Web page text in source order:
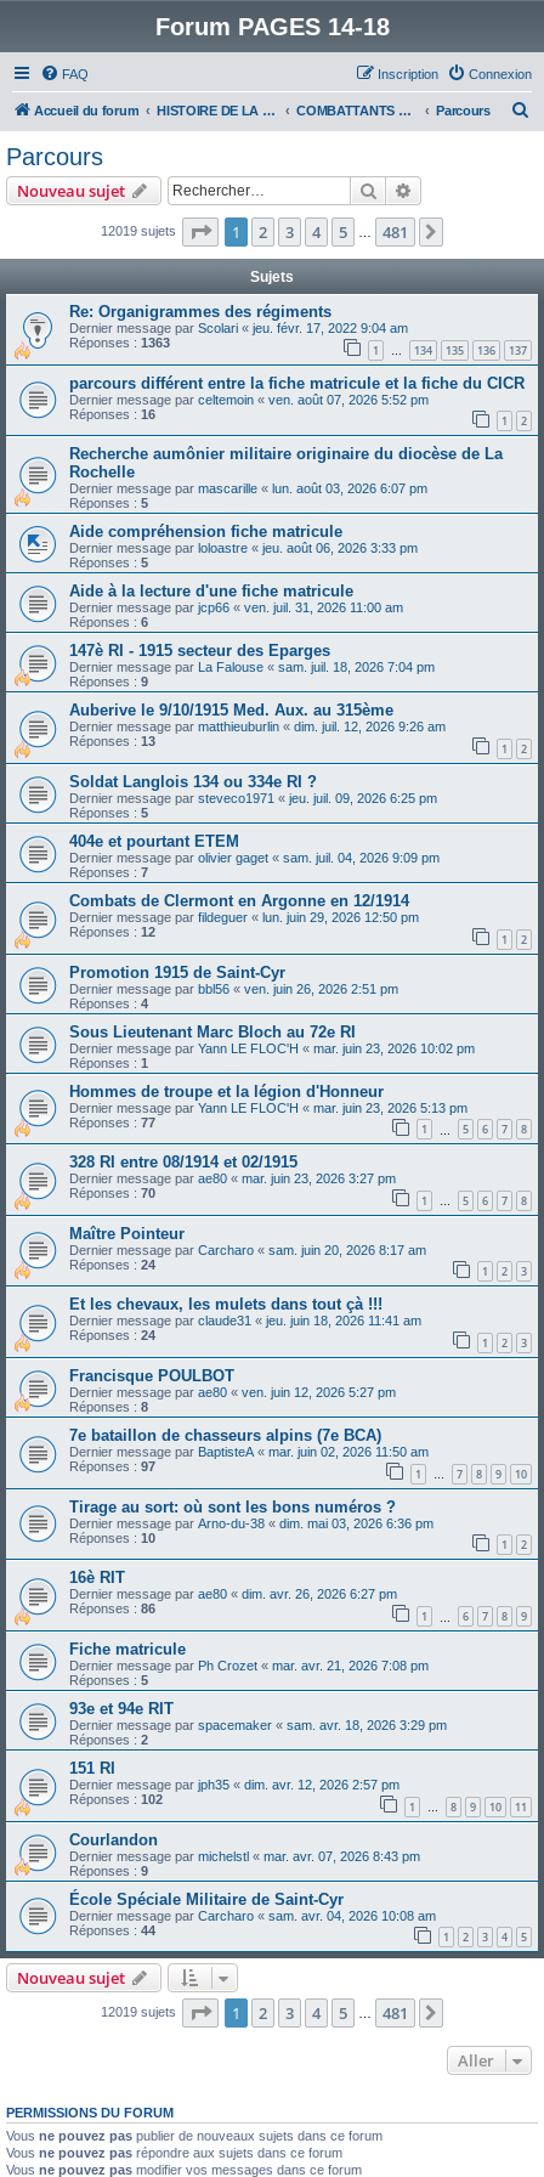
Forum PAGES 14-18
FAQ Connexion
Inscription
Accueil du forum HISTOIRE DE LA GRANDE GUERRE COMBATTANTS DE LA GRANDE GUERRE Parcours
e
Parcours
Nouveau sujet Rechercher
12019 sujets Page 1sur481
1 2 3 4 5 481
Sujets
Re: Organigrammes des régiments
Dernier message par Scolari « jeu. févr. 17, 2022 9:04 am
Réponses : 1363 1 … 134 135 136 137
parcours différent entre la fiche matricule et la fiche du CICR
Dernier message par celtemoin « ven. août 07, 2026 5:52 pm
Réponses : 16 1 2
Recherche aumônier militaire originaire du diocèse de La
Rochelle
Dernier message par mascarille « lun. août 03, 2026 6:07 pm
Réponses : 5
Aide compréhension fiche matricule
Dernier message par loloastre « jeu. août 06, 2026 3:33 pm
Réponses : 5
Aide à la lecture d'une fiche matricule
Dernier message par jcp66 « ven. juil. 31, 2026 11:00 am
Réponses : 6
147è RI - 1915 secteur des Eparges
Dernier message par La Falouse « sam. juil. 18, 2026 7:04 pm
Réponses : 9
Auberive le 9/10/1915 Med. Aux. au 315ème
Dernier message par matthieuburlin « dim. juil. 12, 2026 9:26 am
Réponses : 13 1 2
Soldat Langlois 134 ou 334e RI ?
Dernier message par steveco1971 « jeu. juil. 09, 2026 6:25 pm
Réponses : 5
404e et pourtant ETEM
Dernier message par olivier gaget « sam. juil. 04, 2026 9:09 pm
Réponses : 7
Combats de Clermont en Argonne en 12/1914
Dernier message par fildeguer « lun. juin 29, 2026 12:50 pm
Réponses : 12 1 2
Promotion 1915 de Saint-Cyr
Dernier message par bbl56 « ven. juin 26, 2026 2:51 pm
Réponses : 4
Sous Lieutenant Marc Bloch au 72e RI
Dernier message par Yann LE FLOC'H « mar. juin 23, 2026 10:02 pm
Réponses : 1
Hommes de troupe et la légion d'Honneur
Dernier message par Yann LE FLOC'H « mar. juin 23, 2026 5:13 pm
Réponses : 77 1 5 6 7 8
328 RI entre 08/1914 et 02/1915
Dernier message par ae80 « mar. juin 23, 2026 3:27 pm
Réponses : 70 1 … 5 6 7 8
Maître Pointeur
Dernier message par Carcharo « sam. juin 20, 2026 8:17 am
Réponses : 24 1 2 3
Et les chevaux, les mulets dans tout çà !!!
Dernier message par claude31 « jeu. juin 18, 2026 11:41 am
Réponses : 24 1 2 3
Francisque POULBOT
Dernier message par ae80 « ven. juin 12, 2026 5:27 pm
Réponses : 8
7e bataillon de chasseurs alpins (7e BCA)
Dernier message par BaptisteA « mar. juin 02, 2026 11:50 am
Réponses : 97 1 … 7 8 9 10
Tirage au sort: où sont les bons numéros ?
Dernier message par Arno-du-38 « dim. mai 03, 2026 6:36 pm
Réponses : 10 1 2
16è RIT
Dernier message par ae80 « dim. avr. 26, 2026 6:27 pm
Réponses : 86 1 6 7 8 9
Fiche matricule
Dernier message par Ph Crozet « mar. avr. 21, 2026 7:08 pm
Réponses : 5
93e et 94e RIT
Dernier message par spacemaker « sam. avr. 18, 2026 3:29 pm
Réponses : 2
151 RI
Dernier message par jph35 « dim. avr. 12, 2026 2:57 pm
Réponses : 102 1 … 8 9 10 11
Courlandon
Dernier message par michelstl « mar. avr. 07, 2026 8:43 pm
Réponses : 9
École Spéciale Militaire de Saint-Cyr
Dernier message par Carcharo « sam. avr. 04, 2026 10:08 am
Réponses : 44 1 2 3 4 5
Nouveau sujet
12019 sujets Page 1sur481
1 2 3 4 5 481
Aller
PERMISSIONS DU FORUM
Vous ne pouvez pas publier de nouveaux sujets dans ce forum
Vous ne pouvez pas répondre aux sujets dans ce forum
Vous ne pouvez pas modifier vos messages dans ce forum